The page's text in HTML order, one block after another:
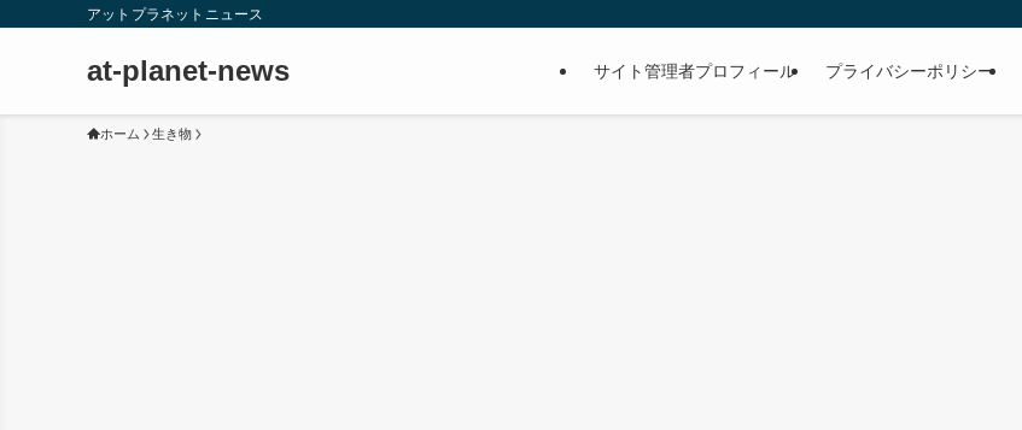
アットプラネットニュース
at-planet-news サイト管理者プロフィール プライバシーポリシー
ホーム 生き物